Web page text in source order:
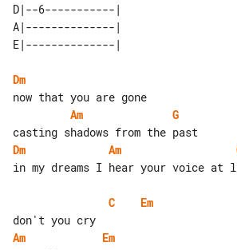
D|--6-----------|
A|--------------|
Dm
Am
G
Dm
Am
in my dreams I hear your voice at
C
Em
Am
Em